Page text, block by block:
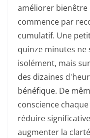
améliorer bienêtre
commence par
cumulatif. Une
quinze minutes ne
isolément, mais
des dizaines
bénéfique. De
conscience
réduire
augmenter la